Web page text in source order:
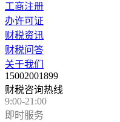
工商注册
办许可证
财税资讯
财税问答
关于我们
15002001899
财税咨询热线
9:00-21:00
即时服务